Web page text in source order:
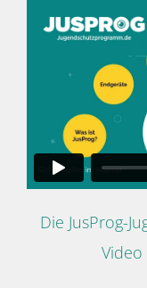
Die JusProg-